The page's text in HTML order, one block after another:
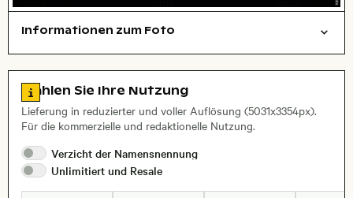
Informationen zum Foto
Zu den Lizenzinformationen springen
Wählen Sie Ihre Nutzung
Lieferung in reduzierter und voller Auflösung (5031x3354px).
Für die kommerzielle und redaktionelle Nutzung.
Verzicht der Namensnennung
Unlimitiert und Resale